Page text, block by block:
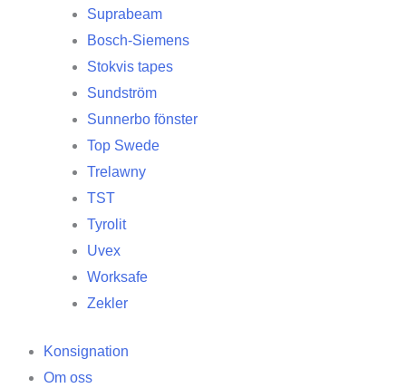
Suprabeam
Bosch-Siemens
Stokvis tapes
Sundström
Sunnerbo fönster
Top Swede
Trelawny
TST
Tyrolit
Uvex
Worksafe
Zekler
Konsignation
Om oss